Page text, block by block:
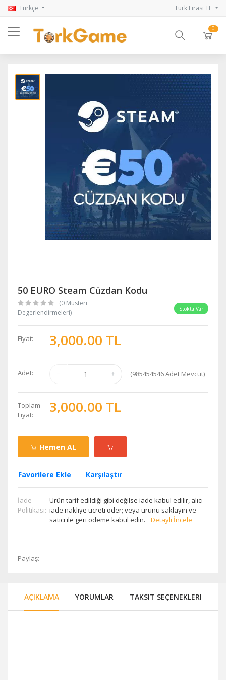
Türkçe Türk Lirası TL
0
50 EURO Steam Cüzdan Kodu
(0 Musteri
Degerlendirmeleri)
Stokta Var
Fiyat: 3,000.00 TL
Adet: (985454546Adet Mevcut)
Toplam
Fiyat:
3,000.00 TL
Hemen AL
Favorilere Ekle Karşılaştır
İade
Politikasi:
Ürün tarif edildiği gibi değilse iade kabul edilir, alıcı
iade nakliye ücreti öder; veya ürünü saklayın ve
satıcı ile geri ödeme kabul edin.
Detaylı İncele
Paylaş:
AÇIKLAMA YORUMLAR TAKSIT SEÇENEKLERI